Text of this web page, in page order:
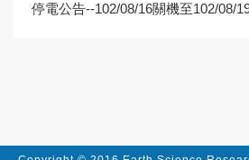
停電公告--102/08/16關機至102/08/